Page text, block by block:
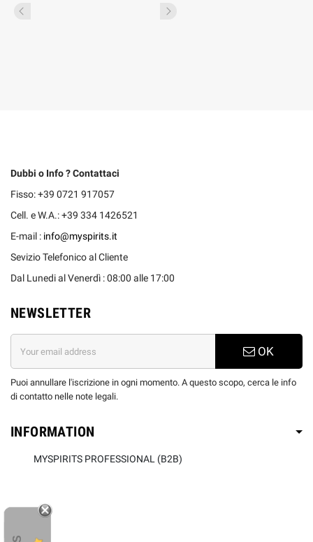
Dubbi o Info ? Contattaci
Fisso: +39 0721 917057
Cell. e W.A.: +39 334 1426521
E-mail : info@myspirits.it
Sevizio Telefonico al Cliente
Dal Lunedi al Venerdì : 08:00 alle 17:00
NEWSLETTER
OK
Puoi annullare l'iscrizione in ogni momento. A questo scopo, cerca le info
di contatto nelle note legali.
INFORMATION
MYSPIRITS PROFESSIONAL (B2B)